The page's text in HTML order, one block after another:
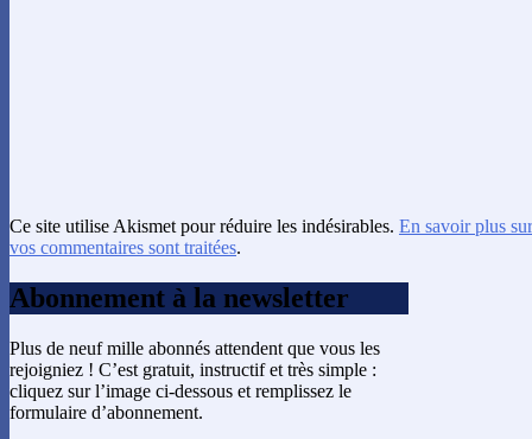
Ce site utilise Akismet pour réduire les indésirables. En savoir plus
vos commentaires sont traitées.
Abonnement à la newsletter
Plus de neuf mille abonnés attendent que vous les
rejoigniez ! C’est gratuit, instructif et très simple :
cliquez sur l’image ci-dessous et remplissez le
formulaire d’abonnement.